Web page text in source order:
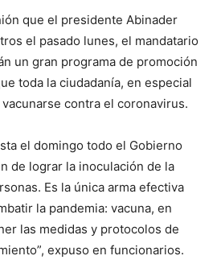
que el presidente Abinader
el pasado lunes, el mandatario
un gran programa de promoción
toda la ciudadanía, en especial
contra el coronavirus.
el domingo todo el Gobierno
de lograr la inoculación de la
Es la única arma efectiva
la pandemia: vacuna, en
las medidas y protocolos de
expuso en funcionarios.